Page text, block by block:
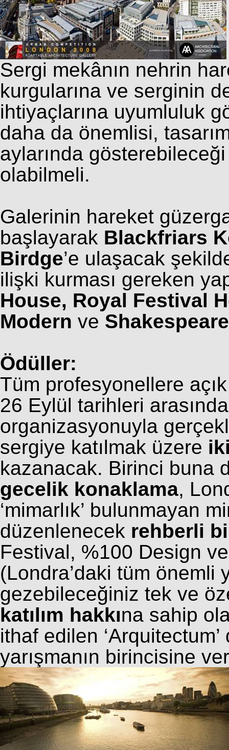
Sergi mekânın nehrin
kurgularına ve serginin
ihtiyaçlarına uyumluluk
daha da önemlisi,
aylarında
olabilmeli.
Galerinin hareket
başlayarak Blackfriars
Birdge’e ulaşacak
ilişki kurması gereken
House, Royal Festival
Modern ve
Ödüller:
Tüm profesyonellere
26 Eylül tarihleri
organizasyonuyla
sergiye katılmak üzere
kazanacak. Birinci buna
gecelik konaklama,
‘mimarlık’ bulunmayan
düzenlenecek rehberli
Festival, %100 Design
(Londra’daki tüm önemli
gezebileceğiniz tek ve
katılım hakkına sahip
ithaf edilen
yarışmanın birincisine